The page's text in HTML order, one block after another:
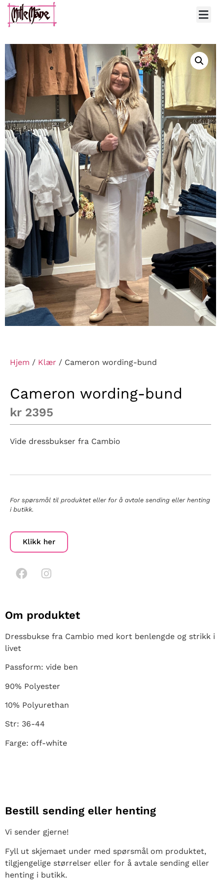
Hjem / Klær / Cameron wording-bund
Cameron wording-bund
kr 2395
Vide dressbukser fra Cambio
For spørsmål til produktet eller for å avtale sending eller henting
i butikk.
Klikk her
Om produktet
Dressbukse fra Cambio med kort benlengde og strikk i
livet
Passform: vide ben
90% Polyester
10% Polyurethan
Str: 36-44
Farge: off-white
Bestill sending eller henting
Vi sender gjerne!
Fyll ut skjemaet under med spørsmål om produktet,
tilgjengelige størrelser eller for å avtale sending eller
henting i butikk.